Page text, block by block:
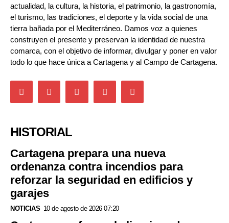
actualidad, la cultura, la historia, el patrimonio, la gastronomía,
el turismo, las tradiciones, el deporte y la vida social de una
tierra bañada por el Mediterráneo. Damos voz a quienes
construyen el presente y preservan la identidad de nuestra
comarca, con el objetivo de informar, divulgar y poner en valor
todo lo que hace única a Cartagena y al Campo de Cartagena.
HISTORIAL
Cartagena prepara una nueva
ordenanza contra incendios para
reforzar la seguridad en edificios y
garajes
NOTICIAS 10 de agosto de 2026 07:20